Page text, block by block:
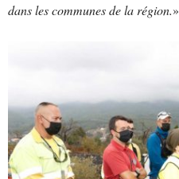
dans les communes de la région.»